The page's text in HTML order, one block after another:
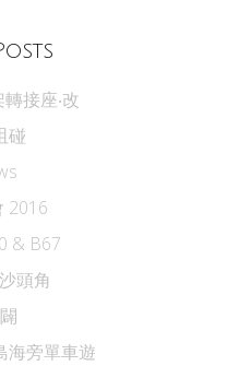
接座‧改
碰
2016
& B67
頭角
海旁單車遊